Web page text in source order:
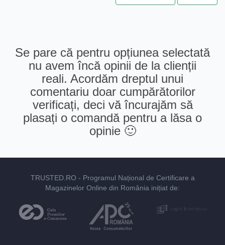
Se pare că pentru opțiunea selectată
nu avem încă opinii de la clienții
reali. Acordăm dreptul unui
comentariu doar cumpărătorilor
verificați, deci vă încurajăm să
plasați o comandă pentru a lăsa o
opinie 🙂
TRUSTED.RO - Programul Național de Certificare a
Magazinelor Online din România inițiat de: